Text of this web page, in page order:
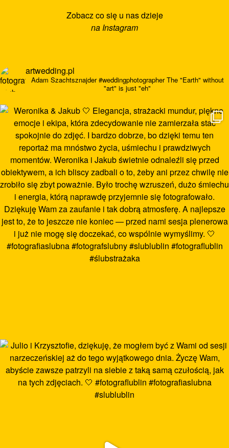
Zobacz co się u nas dzieje
na Instagram
artwedding.pl
Adam Szachtsznajder#weddingphotographerThe "Earth" without
"art" is just "eh"